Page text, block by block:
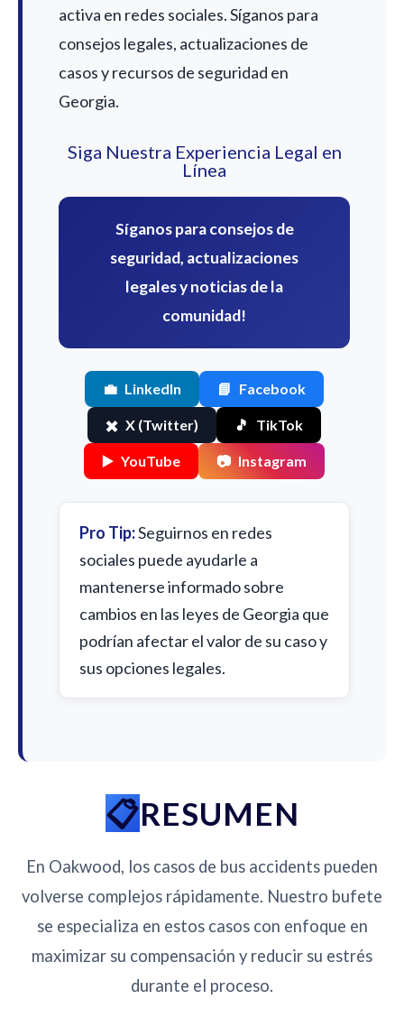
activa en redes sociales. Síganos para
consejos legales, actualizaciones de
casos y recursos de seguridad en
Georgia.
Siga Nuestra Experiencia Legal en
Línea
Síganos para consejos de
seguridad, actualizaciones
legales y noticias de la
comunidad!
💼 LinkedIn 📘 Facebook
✖️ X (Twitter) 🎵 TikTok
▶️ YouTube 📷 Instagram
Pro Tip:Seguirnos en redes
sociales puede ayudarle a
mantenerse informado sobre
cambios en las leyes de Georgia que
podrían afectar el valor de su caso y
sus opciones legales.
RESUMEN
En Oakwood, los casos de bus accidents pueden
volverse complejos rápidamente. Nuestro bufete
se especializa en estos casos con enfoque en
maximizar su compensación y reducir su estrés
durante el proceso.